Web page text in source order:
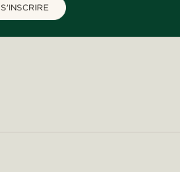
S'INSCRIRE